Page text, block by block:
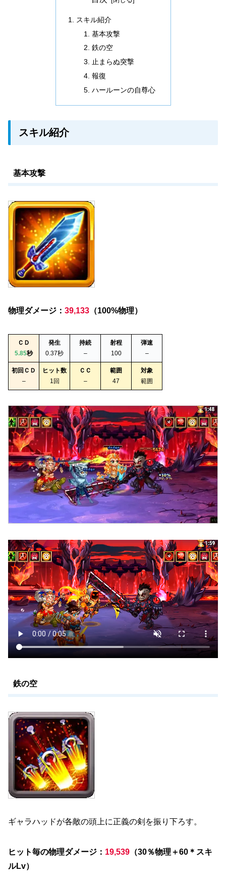
スキル紹介
基本攻撃
鉄の空
止まらぬ突撃
報復
ハールーンの自尊心
スキル紹介
基本攻撃
物理ダメージ： 39,133 （100%物理）
ＣＤ
5.85秒
発生
0.37秒
持続
–
射程
100
弾速
–
初回ＣＤ
–
ヒット数
1回
ＣＣ
–
範囲
47
対象
範囲
鉄の空
ギャラハッドが各敵の頭上に正義の剣を振り下ろす。
ヒット毎の物理ダメージ： 19,539 （30％物理＋60＊スキ
ルLv）